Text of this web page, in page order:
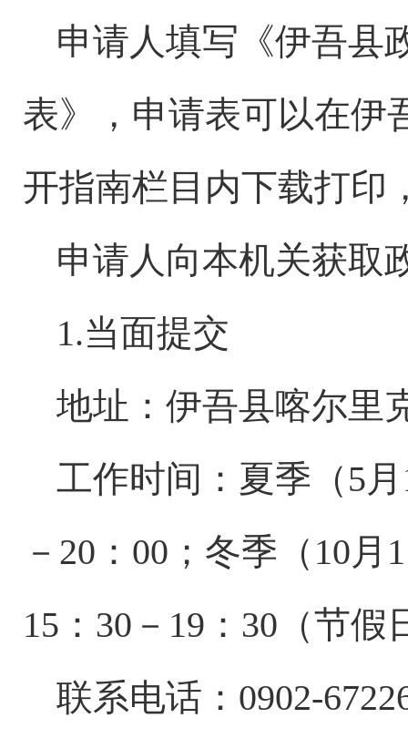
申请人填写《伊吾县
表》，申请表可以在伊
开指南栏目内下载打印
申请人向本机关获取
1.当面提交
地址：伊吾县喀尔里
工作时间：夏季（5月
－ 20 ： 00 ；冬季（ 10月 1
15 ： 30 － 19 ： 30 （节
联系电话： 0902-6722